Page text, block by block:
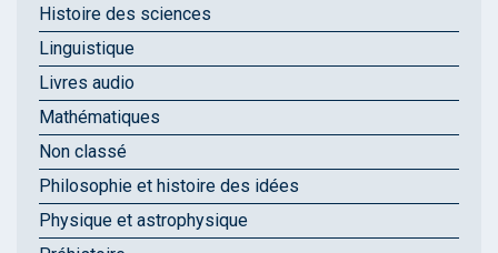
Histoire des sciences
Linguistique
Livres audio
Mathématiques
Non classé
Philosophie et histoire des idées
Physique et astrophysique